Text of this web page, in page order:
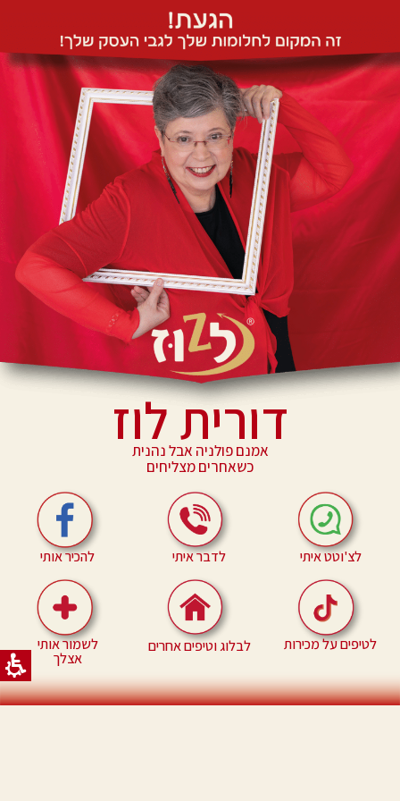
luz
דורית לוז
אמנם פולניה אבל נהנית
כשאחרים מצליחים
לצ'וטט איתי לדבר איתי להכיר אותי
לטיפים על מכירות לבלוג וטיפים אחרים לשמור אותי
אצלך